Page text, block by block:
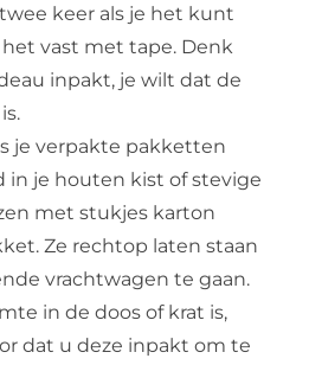
keer als je het kunt
vast met tape. Denk
inpakt, je wilt dat de
je verpakte pakketten
in je houten kist of stevige
met stukjes karton
Ze rechtop laten staan
vrachtwagen te gaan.
in de doos of krat is,
dat u deze inpakt om te